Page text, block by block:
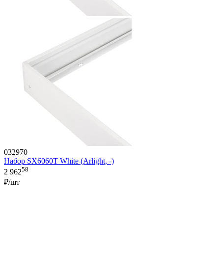
032970
Набор SX6060T White (Arlight, -)
2 96258
₽/шт